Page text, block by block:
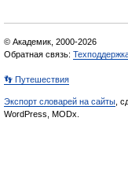
© Академик, 2000-2026
Обратная связь:
👣 Путешествия
Экспорт словарей на сайты ,
WordPress, MODx.